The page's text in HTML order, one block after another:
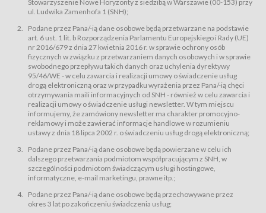
przewidziane przez Usługodawcę dla danego Wydarzenia, tj. uprawniające
do uczestnictwa w wielu albo w pojedynczych seansach filmowych,
Sklep – sklep internetowy prowadzony przez Usługodawcę w Serwisie;
Regulamin – niniejszy regulamin.
§ 2
Postanowienia ogólne
Regulamin określa zasady:
świadczenia Usługobiorcom Usług przez Usługodawcę, z
zastrzeżeniem usług, o których mowa w ust. 2 pkt. 4 i 5 poniżej, których
zasady świadczenia precyzują odrębne regulaminy,
przetwarzania przez Usługodawcę danych osobowych Usługobiorców
będących osobami fizycznymi.
świadczy Usługi drogą elektroniczną w rozumieniu ustawy z dnia 18 lipca
2002 r. o świadczeniu usług drogą elektroniczną (Dz.U. z 2002 r., Nr 144, poz.
1204, z późń. zm.). Usługi świadczone są nieodpłatnie.
usługę przeglądania i odczytywania przez Usługobiorców materiałów
zamieszczanych w Serwisie,
usługę utrzymywania konta użytkownika w Serwisie,
usługę newsletter,
Stowarzyszenie Nowe Horyzonty z siedzibą w Warszawie (00-153) przy
ul. Ludwika Zamenhofa 1 (SNH);
Podane przez Pana/-ią dane osobowe będą przetwarzane na podstawie
art. 6 ust. 1 lit. b Rozporządzenia Parlamentu Europejskiego i Rady (UE)
nr 2016/679 z dnia 27 kwietnia 2016 r. w sprawie ochrony osób
fizycznych w związku z przetwarzaniem danych osobowych i w sprawie
swobodnego przepływu takich danych oraz uchylenia dyrektywy
95/46/WE - w celu zawarcia i realizacji umowy o świadczenie usług
drogą elektroniczną oraz w przypadku wyrażenia przez Pana/-ią chęci
otrzymywania maili informacyjnych od SNH - również w celu zawarcia i
realizacji umowy o świadczenie usługi newsletter. W tym miejscu
informujemy, że zamówiony newsletter ma charakter promocyjno-
reklamowy i może zawierać informacje handlowe w rozumieniu
ustawy z dnia 18 lipca 2002 r. o świadczeniu usług drogą elektroniczną;
Podane przez Pana/-ią dane osobowe będą powierzane w celu ich
dalszego przetwarzania podmiotom współpracującym z SNH, w
szczególności podmiotom świadczącym usługi hostingowe,
informatyczne, e-mail marketingu, prawne itp.;
Podane przez Pana/-ią dane osobowe będą przechowywane przez
okres 3 lat po zakończeniu świadczenia usług;